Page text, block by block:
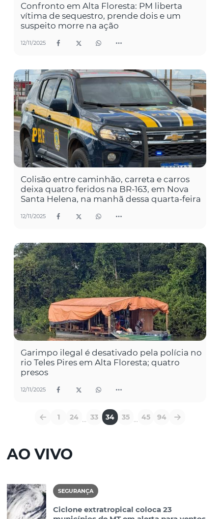
Confronto em Alta Floresta: PM liberta
vítima de sequestro, prende dois e um
suspeito morre na ação
12/11/2025
Colisão entre caminhão, carreta e carros
deixa quatro feridos na BR-163, em Nova
Santa Helena, na manhã dessa quarta-feira
12/11/2025
Garimpo ilegal é desativado pela polícia no
rio Teles Pires em Alta Floresta; quatro
presos
12/11/2025
1 24 ... 33 34 35 ... 45 94
AO VIVO
SEGURANÇA
Ciclone extratropical coloca 23